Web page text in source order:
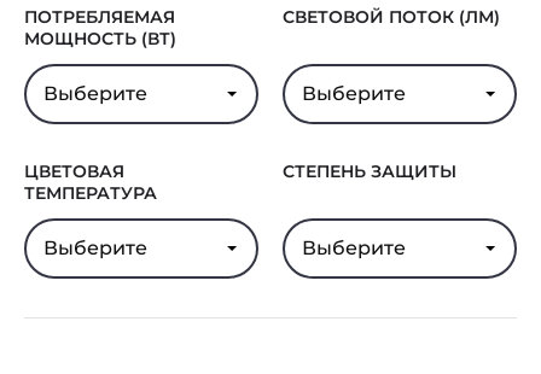
ПОТРЕБЛЯЕМАЯ
МОЩНОСТЬ (ВТ)
Выберите
СВЕТОВОЙ ПОТОК (ЛМ)
Выберите
ЦВЕТОВАЯ
ТЕМПЕРАТУРА
Выберите
СТЕПЕНЬ ЗАЩИТЫ
Выберите